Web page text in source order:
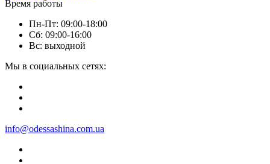
Время работы
Пн-Пт: 09:00-18:00
Сб: 09:00-16:00
Вс: выходной
Мы в социальных сетях:
info@odessashina.com.ua